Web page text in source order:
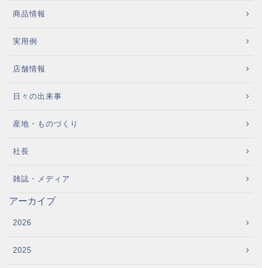
商品情報
実用例
店舗情報
日々の出来事
産地・ものづくり
社長
雑誌・メディア
アーカイブ
2026
2025